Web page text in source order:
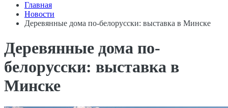
Главная
Новости
Деревянные дома по-белорусски: выставка в Минске
Деревянные дома по-
белорусски: выставка в
Минске